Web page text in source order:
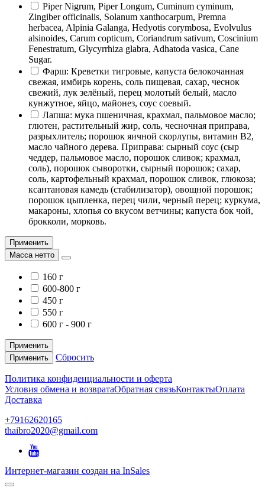
Piper Nigrum, Piper Longum, Cuminum cyminum,
Zingiber officinalis, Solanum xanthocarpum, Premna
herbacea, Alpinia Galanga, Hedyotis corymbosa, Evolvulus
alsinoides, Carum copticum, Coriandrum sativum, Coscinium
Fenestratum, Glycyrrhiza glabra, Adhatoda vasica, Cane
Sugar.
Фарш: Креветки тигровые, капуста белокочанная
свежая, имбирь корень, соль пищевая, сахар, чеснок
свежий, лук зелёный, перец молотый белый, масло
кунжутное, яйцо, майонез, соус соевый.
Лапша: мука пшеничная, крахмал, пальмовое масло;
глютен, растительный жир, соль, чесночная приправа,
разрыхлитель; порошок яичной скорлупы, витамин В2,
масло чайного дерева. Приправа: сырный соус (сыр
чеддер, пальмовое масло, порошок сливок; крахмал,
соль), порошок сыворотки, сырный порошок; сахар,
соль, картофельный крахмал, порошок сливок, глюкоза;
ксантановая камедь (стабилизатор), овощной порошок;
порошок цыпленка, перец чили, черный перец; куркума,
макароны, хлопья со вкусом ветчины; капуста бок чой,
брокколи, морковь.
Применить
Масса нетто
160 г
600-800 г
450 г
550 г
600 г - 900 г
Применить
Применить
Сбросить
Политика конфиденциальности и оферта
Условия обмена и возвратаОбратная связьКонтактыОплата
Доставка
+79162620165
thaibro2020@gmail.com
Интернет-магазин создан на InSales